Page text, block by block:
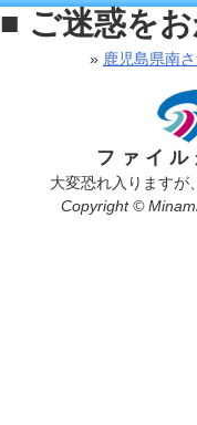
■ ご迷惑を
» 鹿児島県南
ファイ
大変恐れ入りますが
Copyright ©